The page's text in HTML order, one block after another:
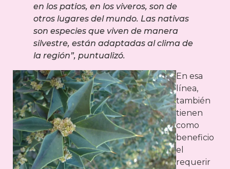
en los patios, en los viveros, son de
otros lugares del mundo. Las nativas
son especies que viven de manera
silvestre, están adaptadas al clima de
la región”, puntualizó.
En esa
línea,
también
tienen
como
beneficio
el
requerir